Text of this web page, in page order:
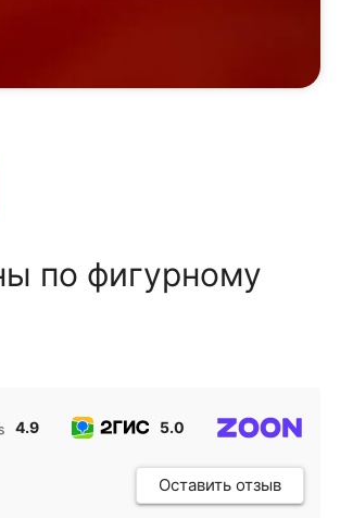
по фигурному
4.9 5.0
Оставить отзыв